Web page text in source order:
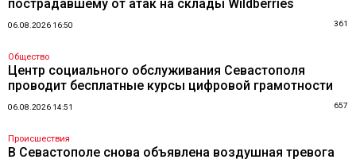
пострадавшему от атак на склады Wildberries
06.08.2026 16:50 361
Общество
Центр социального обслуживания Севастополя
проводит бесплатные курсы цифровой грамотности
06.08.2026 14:51 657
Происшествия
В Севастополе снова объявлена воздушная тревога